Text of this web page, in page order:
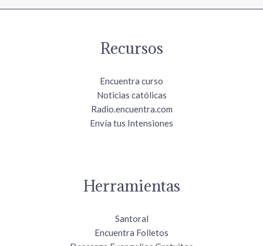
Recursos
Encuentra curso
Noticias católicas
Radio.encuentra.com
Envía tus Intensiones
Herramientas
Santoral
Encuentra Folletos